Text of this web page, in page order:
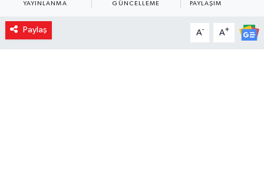
YAYINLANMA GÜNCELLEME PAYLAŞIM
Paylaş A- A+